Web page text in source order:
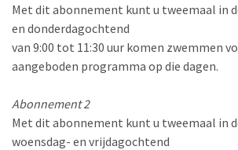
Met dit abonnement kunt u tweemaal in
en donderdagochtend
van 9:00 tot 11:30 uur komen zwemmen
aangeboden programma op die dagen.
Abonnement 2
Met dit abonnement kunt u tweemaal in
woensdag- en vrijdagochtend